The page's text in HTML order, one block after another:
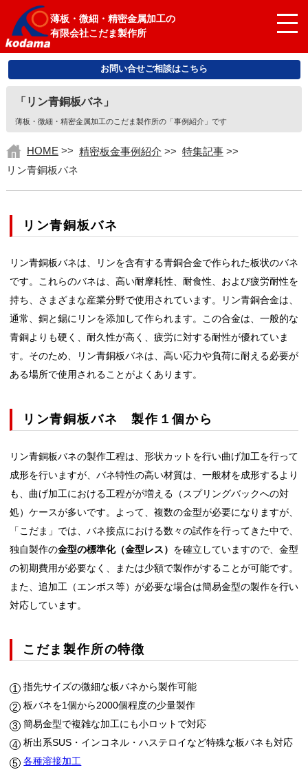
薄板・微細・精密金属加工の
有限会社こだま製作所
お問い合せご相談はこちら
「リン青銅板バネ」
薄板・微細・精密金属加工のこだま製作所の「事例紹介」です
HOME >> 精密板金事例紹介 >> 特集記事>>
リン青銅板バネ
リン青銅板バネ
リン青銅板バネは、リンを含有する青銅合金で作られた板状のバネ
です。これらのバネは、高い耐摩耗性、耐食性、および疲労耐性を
持ち、さまざまな産業分野で使用されています。リン青銅合金は、
通常、銅と錫にリンを添加して作られます。この合金は、一般的な
青銅よりも硬く、耐久性が高く、疲労に対する耐性が優れていま
す。そのため、リン青銅板バネは、高い応力や負荷に耐える必要が
ある場所で使用されることがよくあります。
リン青銅板バネ 製作１個から
リン青銅板バネの製作工程は、形状カットを行い曲げ加工を行って
成形を行いますが、バネ特性の高い材質は、一般材を成形するより
も、曲げ加工における工程がが増える（スプリングバックへの対
処）ケースが多いです。よって、複数の金型が必要になりますが、
「こだま」では、バネ接点における数々の試作を行ってきた中で、
独自製作の金型の標準化（金型レス） を確立していますので、金型
の初期費用が必要なく、または少額で製作がすることが可能です。
また、追加工（エンボス等）が必要な場合は簡易金型の製作を行い
対応しています。
こだま製作所の特徴
指先サイズの微細な板バネから製作可能
板バネを1個から2000個程度の少量製作
簡易金型で複雑な加工にも小ロットで対応
析出系SUS・インコネル・ハステロイなど特殊な板バネも対応
各種溶接加工